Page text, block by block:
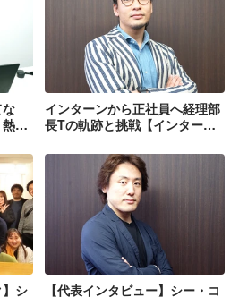
く
インターンから正社員へ経理部
長Tの軌跡と挑戦【インターン
い！】
】シ
【代表インタビュー】シー・コ